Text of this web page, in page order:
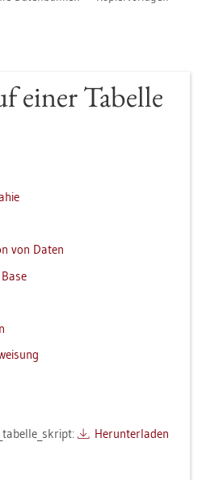
einer Ta­bel­le
von Daten
Her­un­ter­la­den